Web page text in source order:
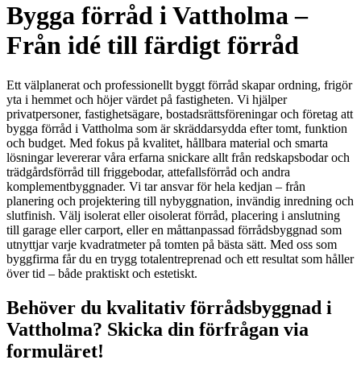
Bygga förråd i Vattholma –
Från idé till färdigt förråd
Ett välplanerat och professionellt byggt förråd skapar ordning, frigör
yta i hemmet och höjer värdet på fastigheten. Vi hjälper
privatpersoner, fastighetsägare, bostadsrättsföreningar och företag att
bygga förråd i Vattholma som är skräddarsydda efter tomt, funktion
och budget. Med fokus på kvalitet, hållbara material och smarta
lösningar levererar våra erfarna snickare allt från redskapsbodar och
trädgårdsförråd till friggebodar, attefallsförråd och andra
komplementbyggnader. Vi tar ansvar för hela kedjan – från
planering och projektering till nybyggnation, invändig inredning och
slutfinish. Välj isolerat eller oisolerat förråd, placering i anslutning
till garage eller carport, eller en måttanpassad förrådsbyggnad som
utnyttjar varje kvadratmeter på tomten på bästa sätt. Med oss som
byggfirma får du en trygg totalentreprenad och ett resultat som håller
över tid – både praktiskt och estetiskt.
Behöver du kvalitativ förrådsbyggnad i
Vattholma? Skicka din förfrågan via
formuläret!